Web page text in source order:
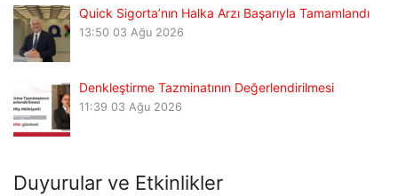
Quick Sigorta’nın Halka Arzı Başarıyla Tamamlandı
13:50 03 Ağu 2026
Denkleştirme Tazminatının Değerlendirilmesi
11:39 03 Ağu 2026
Duyurular ve Etkinlikler